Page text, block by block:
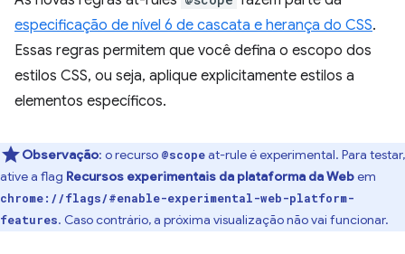
especificação de nível 6 de cascata e herança do CSS.
Essas regras permitem que você defina o escopo dos
estilos CSS, ou seja, aplique explicitamente estilos a
elementos específicos.
Observação: o recurso @scopeat-rule é experimental. Para testar,
ative a flag Recursos experimentais da plataforma da Webem
chrome://flags/#enable-experimental-web-platform-
features. Caso contrário, a próxima visualização não vai funcionar.